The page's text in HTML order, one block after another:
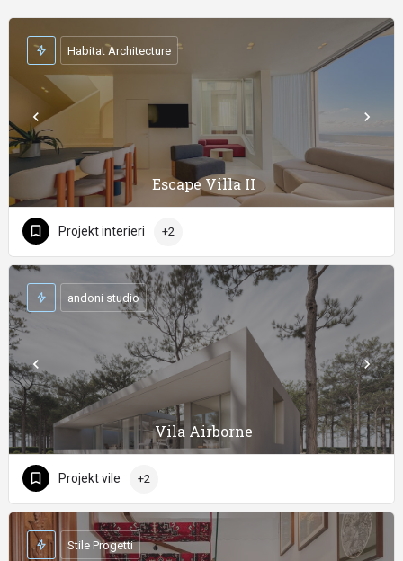
Escape Villa II
Habitat Architecture
Projekt interieri +2
Vila Airborne
andoni studio
Projekt vile +2
Stile Progetti